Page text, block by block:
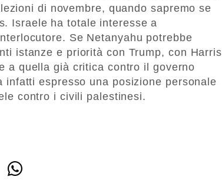
di novembre, quando sapremo se
Israele ha totale interesse a
Se Netanyahu potrebbe
istanze e priorità con Trump, con Harris
a quella già critica contro il governo
espresso una posizione personale
contro i civili palestinesi.